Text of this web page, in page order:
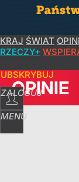
KRAJ ŚWIAT
RZECZY+
ZALOGUJ
MENU
OPINIE